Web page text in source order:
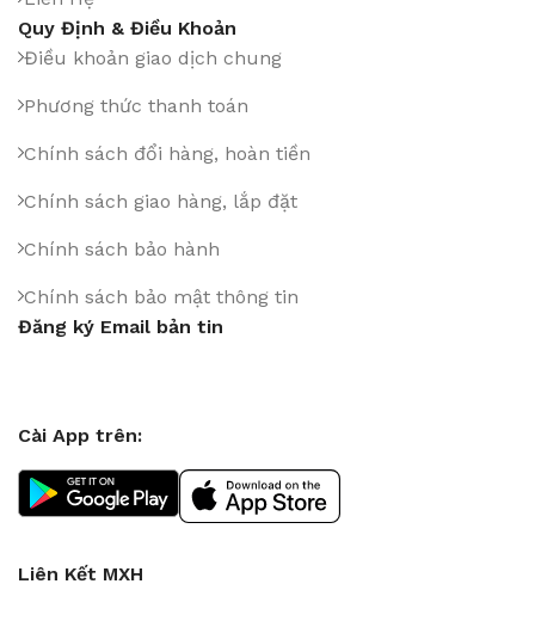
Quy Định & Điều Khoản
Điều khoản giao dịch chung
Phương thức thanh toán
Chính sách đổi hàng, hoàn tiền
Chính sách giao hàng, lắp đặt
Chính sách bảo hành
Chính sách bảo mật thông tin
Đăng ký Email bản tin
Cài App trên:
Liên Kết MXH